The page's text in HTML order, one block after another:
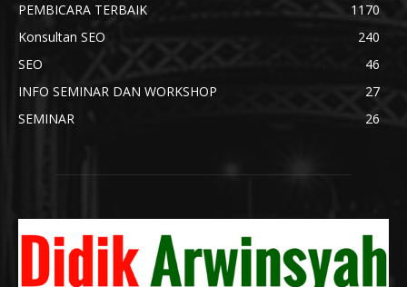
PEMBICARA TERBAIK
1170
Konsultan SEO
240
SEO
46
INFO SEMINAR DAN WORKSHOP
27
SEMINAR
26